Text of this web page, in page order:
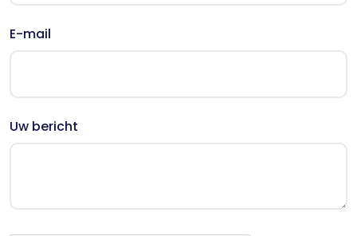
E-mail
Uw bericht